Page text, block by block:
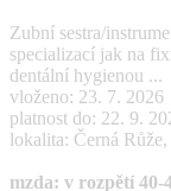
Zubní sestra/
specializací jak na
dentální hygienou ...
vloženo: 23. 7. 2026
platnost do: 22. 9.
lokalita: Černá
mzda: v rozpětí 40-